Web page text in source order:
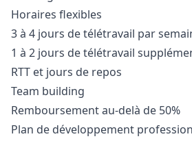
Horaires flexibles
3 à 4 jours de télétravail par
1 à 2 jours de télétravail
RTT et jours de repos
Team building
Remboursement au-delà de 50%
Plan de développement